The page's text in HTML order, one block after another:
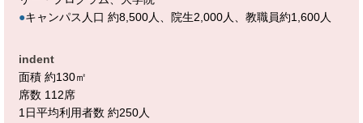
●キャンパス人口 約8,500人、院生2,000人、教職員約1,600人
indent
面積 約130㎡
席数 112席
1日平均利用者数 約250人